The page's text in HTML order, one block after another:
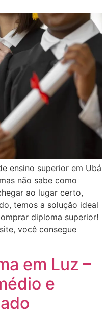
ensino superior em Ubá
não sabe como
ao lugar certo,
temos a solução ideal
diploma superior!
você consegue
em Luz –
e